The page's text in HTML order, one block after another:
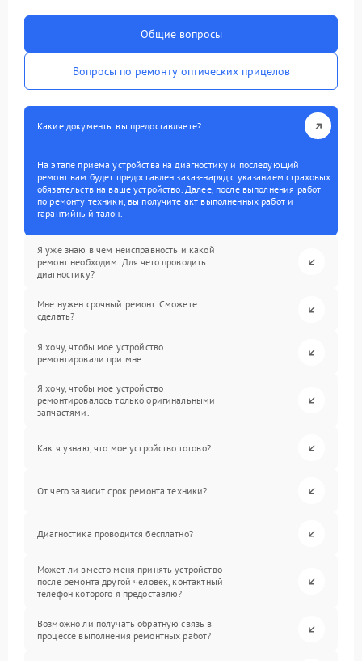
Общие вопросы
Вопросы по ремонту оптических прицелов
Какие документы вы предоставляете?
На этапе приема устройства на диагностику и последующий
ремонт вам будет предоставлен заказ-наряд с указанием страховых
обязательств на ваше устройство. Далее, после выполнения работ
по ремонту техники, вы получите акт выполненных работ и
гарантийный талон.
Я уже знаю в чем неисправность и какой
ремонт необходим. Для чего проводить
диагностику?
Мне нужен срочный ремонт. Сможете
сделать?
Я хочу, чтобы мое устройство
ремонтировали при мне.
Я хочу, чтобы мое устройство
ремонтировалось только оригинальными
запчастями.
Как я узнаю, что мое устройство готово?
От чего зависит срок ремонта техники?
Диагностика проводится бесплатно?
Может ли вместо меня принять устройство
после ремонта другой человек, контактный
телефон которого я предоставлю?
Возможно ли получать обратную связь в
процессе выполнения ремонтных работ?